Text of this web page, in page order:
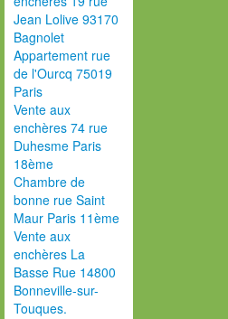
Jean Lolive 93170
Bagnolet
Appartement rue
de l'Ourcq 75019
Paris
Vente aux
enchères 74 rue
Duhesme Paris
18ème
Chambre de
bonne rue Saint
Maur Paris 11ème
Vente aux
enchères La
Basse Rue 14800
Bonneville-sur-
Touques.